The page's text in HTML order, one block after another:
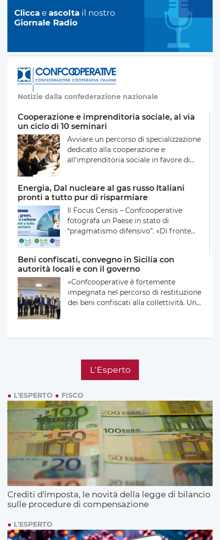
Clicca e ascolta il nostro
Giornale Radio
Notizie dalla confederazione nazionale
Cooperazione e imprenditoria sociale, al via
un ciclo di 10 seminari
Avviare un percorso di specializzazione
dedicato alla cooperazione e
all'imprenditoria sociale in favore di...
Energia, Dal nucleare al gas russo Italiani
pronti a tutto pur di risparmiare
Il Focus Censis – Confcooperative
fotografa un Paese in stato di
“pragmatismo difensivo”. «Di fronte...
Beni confiscati, convegno in Sicilia con
autorità locali e con il governo
«Confcooperative è fortemente
impegnata nel percorso di restituzione
dei beni confiscati alla collettività. Un...
L'Esperto
L'ESPERTO FISCO
Crediti d'imposta, le novità della legge di bilancio
sulle procedure di compensazione
L'ESPERTO